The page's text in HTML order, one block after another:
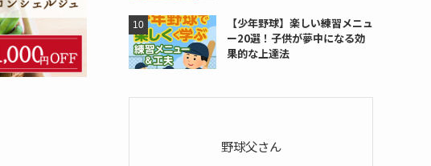
【少年野球】楽しい練習メニュ
ー20選！子供が夢中になる効
果的な上達法
野球父さん